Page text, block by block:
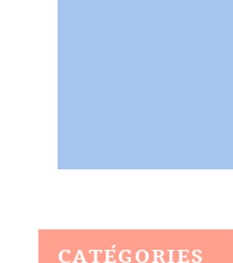
CATÉGORIES